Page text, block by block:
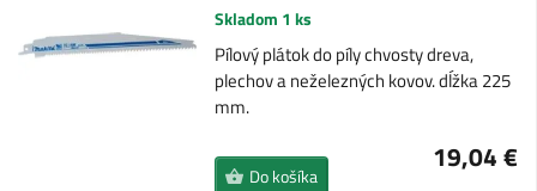
Skladom 1 ks
Pílový plátok do píly chvosty dreva,
plechov a neželezných kovov. dĺžka 225
mm.
19,04 €
Do košíka